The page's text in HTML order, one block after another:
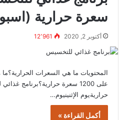
سعرة حرارية
أكتوبر 2, 2020 12٬961
المحتويات ما هي السعرات الحرارية؟ما
حراريةيوم الإثنينيوم…
أكمل القراءة »